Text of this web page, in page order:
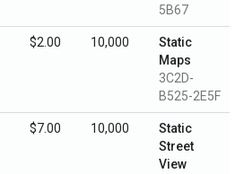
5B67
Static
Maps
3C2D-
B525-2E5F
10,000
$2.00
Static
Street
View
10,000
$7.00